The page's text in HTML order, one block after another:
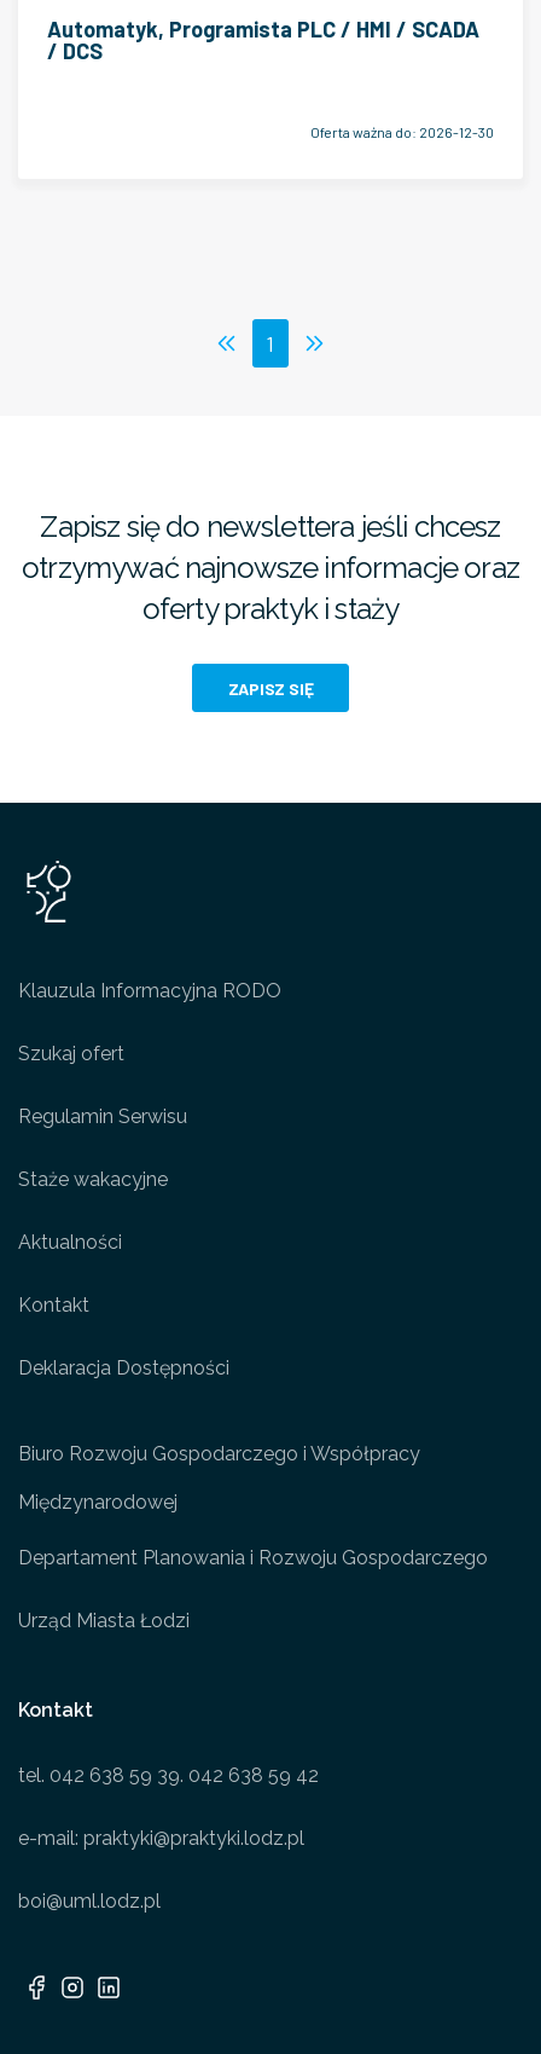
Automatyk, Programista PLC / HMI / SCADA
/ DCS
Oferta ważna do: 2026-12-30
1
Zapisz się do newslettera jeśli chcesz
otrzymywać najnowsze informacje oraz
oferty praktyk i staży
ZAPISZ SIĘ
Klauzula Informacyjna RODO
Szukaj ofert
Regulamin Serwisu
Staże wakacyjne
Aktualności
Kontakt
Deklaracja Dostępności
Biuro Rozwoju Gospodarczego i Współpracy
Międzynarodowej
Departament Planowania i Rozwoju Gospodarczego
Urząd Miasta Łodzi
Kontakt
tel. 042 638 59 39. 042 638 59 42
e-mail: praktyki@praktyki.lodz.pl
boi@uml.lodz.pl